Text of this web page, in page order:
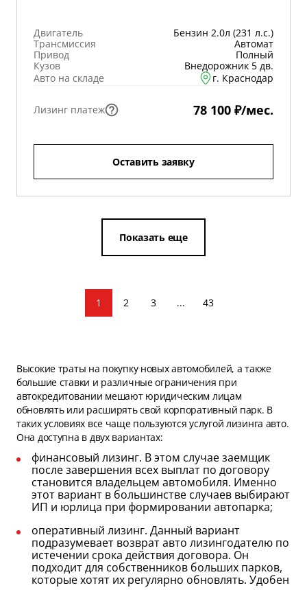
Двигатель
Бензин 2.0л (231 л.с.)
Трансмиссия
Автомат
Привод
Полный
Кузов
Внедорожник 5 дв.
Авто на складе
г. Краснодар
Лизинг платеж 78 100 ₽/мес.
Оставить заявку
Показать еще
1 2 3 ... 43
Высокие траты на покупку новых автомобилей, а также
большие ставки и различные ограничения при
автокредитовании мешают юридическим лицам
обновлять или расширять свой корпоративный парк. В
таких условиях все чаще пользуются услугой лизинга авто.
Она доступна в двух вариантах:
финансовый лизинг. В этом случае заемщик
после завершения всех выплат по договору
становится владельцем автомобиля. Именно
этот вариант в большинстве случаев выбирают
ИП и юрлица при формировании автопарка;
оперативный лизинг. Данный вариант
подразумевает возврат авто лизингодателю по
истечении срока действия договора. Он
подходит для собственников больших парков,
которые хотят их регулярно обновлять. Удобен